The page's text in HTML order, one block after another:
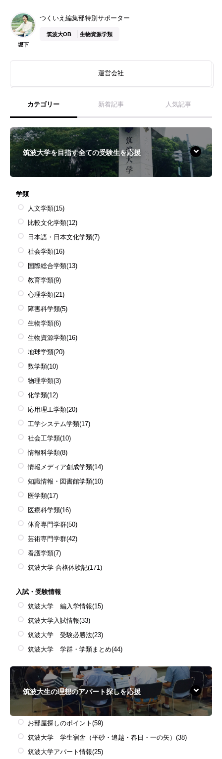
堀下
つくいえ編集部特別サポーター
筑波大OB 生物資源学類
運営会社
カテゴリー 新着記事 人気記事
筑波大学を目指す全ての受験生を応援
学類
人文学類(15)
比較文化学類(12)
日本語・日本文化学類(7)
社会学類(16)
国際総合学類(13)
教育学類(9)
心理学類(21)
障害科学類(5)
生物学類(6)
生物資源学類(16)
地球学類(20)
数学類(10)
物理学類(3)
化学類(12)
応用理工学類(20)
工学システム学類(17)
社会工学類(10)
情報科学類(8)
情報メディア創成学類(14)
知識情報・図書館学類(10)
医学類(17)
医療科学類(16)
体育専門学群(50)
芸術専門学群(42)
看護学類(7)
筑波大学 合格体験記(171)
入試・受験情報
筑波大学 編入学情報(15)
筑波大学入試情報(33)
筑波大学 受験必勝法(23)
筑波大学 学群・学類まとめ(44)
筑波大生の理想のアパート探しを応援
お部屋探しのポイント (59)
筑波大学 学生宿舎（平砂・追越・春日・一の矢） (38)
筑波大学アパート情報(25)